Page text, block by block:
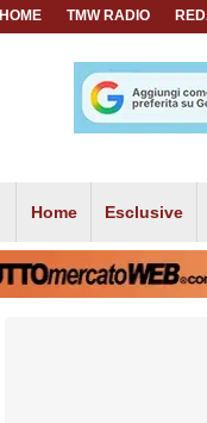
HOME TMW RADIO
Home Esclusive